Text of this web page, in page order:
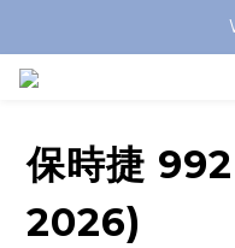
保時捷
2026)